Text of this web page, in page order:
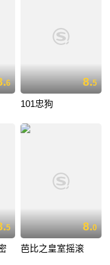
6 8.5
101忠狗
5 8.0
芭比之皇室摇滚